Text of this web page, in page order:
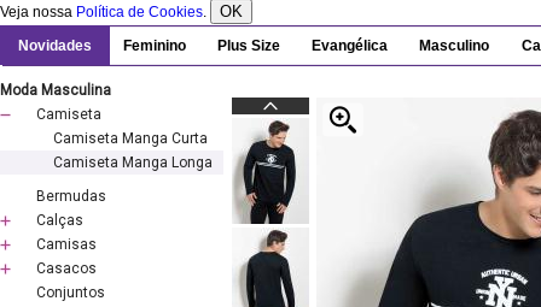
Veja nossa Política de Cookies. OK
Novidades Feminino Plus Size Evangélica Masculino
Moda Masculina
Camiseta
Camiseta Manga Curta
Camiseta Manga Longa
Bermudas
Calças
Camisas
Casacos
Conjuntos